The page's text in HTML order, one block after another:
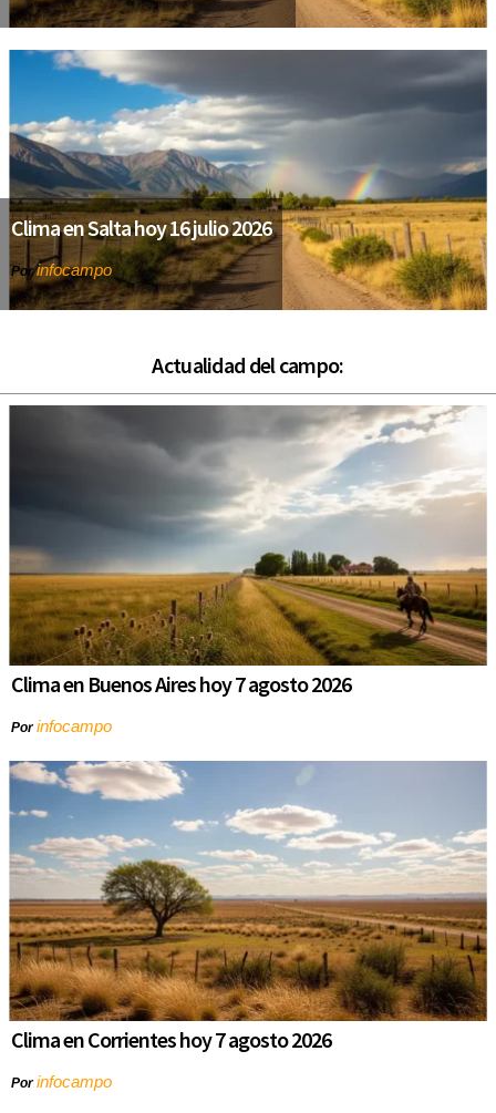
Clima en Salta hoy 16 julio 2026
Porinfocampo
Actualidad del campo:
Clima en Buenos Aires hoy 7 agosto 2026
Porinfocampo
Clima en Corrientes hoy 7 agosto 2026
Porinfocampo